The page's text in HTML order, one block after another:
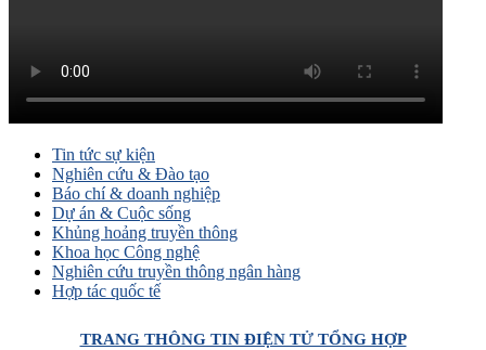
Tin tức sự kiện
Nghiên cứu & Đào tạo
Báo chí & doanh nghiệp
Dự án & Cuộc sống
Khủng hoảng truyền thông
Khoa học Công nghệ
Nghiên cứu truyền thông ngân hàng
Hợp tác quốc tế
TRANG THÔNG TIN ĐIỆN TỬ TỔNG HỢP